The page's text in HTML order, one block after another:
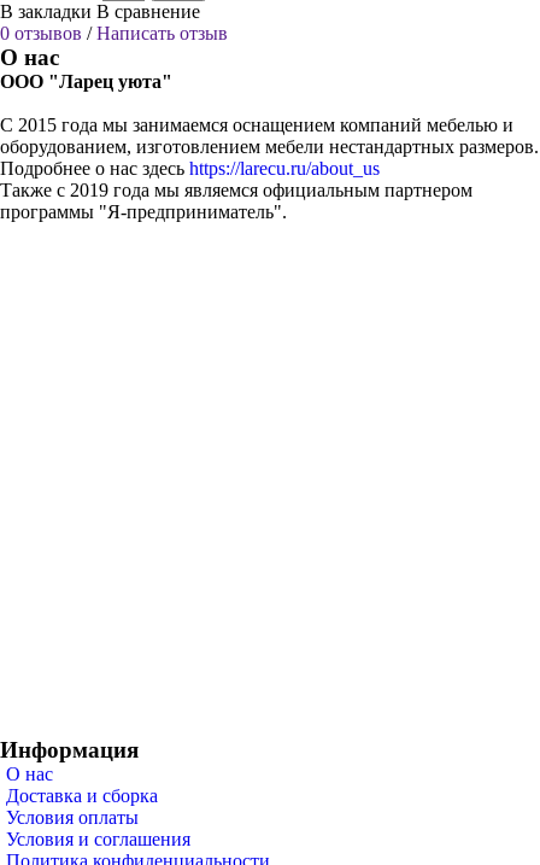
В закладки В сравнение
0 отзывов /Написать отзыв
О нас
ООО "Ларец уюта"
С 2015 года мы занимаемся оснащением компаний мебелью и
оборудованием, изготовлением мебели нестандартных размеров.
Подробнее о нас здесь https://larecu.ru/about_us
Также с 2019 года мы являемся официальным партнером
программы "Я-предприниматель".
Информация
О нас
Доставка и сборка
Условия оплаты
Условия и соглашения
Политика конфиденциальности